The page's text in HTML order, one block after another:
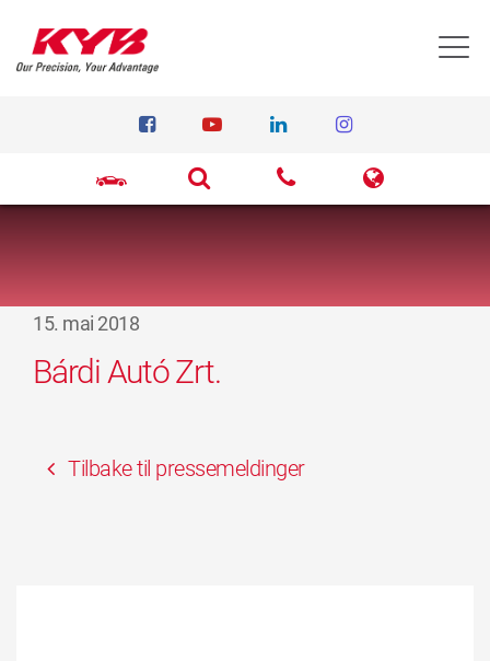
15. mai 2018
Bárdi Autó Zrt.
Tilbake til pressemeldinger